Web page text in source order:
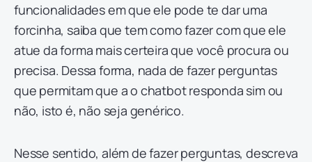
funcionalidades em que ele pode te dar uma
forcinha, saiba que tem como fazer com que ele
atue da forma mais certeira que você procura ou
precisa. Dessa forma, nada de fazer perguntas
que permitam que a o chatbot responda sim ou
não, isto é, não seja genérico.
Nesse sentido, além de fazer perguntas, descreva